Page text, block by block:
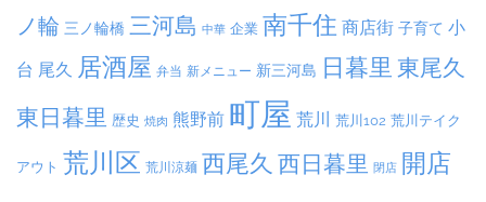
ノ輪 三ノ輪橋 三河島 中華 企業 南千住 商店街 子育て 小
台 尾久 居酒屋 弁当 新メニュー 新三河島 日暮里 東尾久
東日暮里 歴史 焼肉 熊野前 町屋 荒川 荒川102 荒川テイク
アウト 荒川区 荒川涼麺 西尾久 西日暮里 閉店 開店